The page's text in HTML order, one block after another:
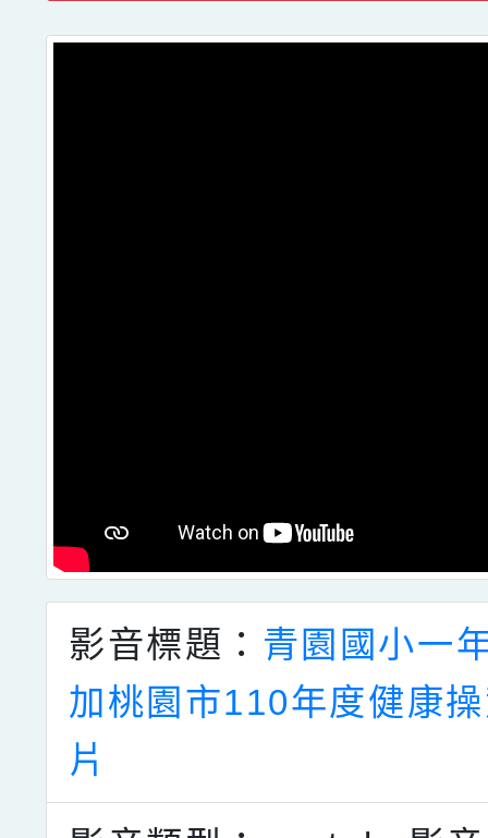
影音標題： 青園國小一
加桃園市110年度健康
片